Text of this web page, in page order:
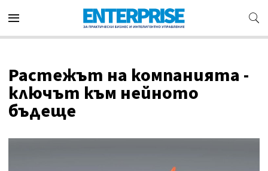
Растежът на компанията -
ключът към нейното
бъдеще